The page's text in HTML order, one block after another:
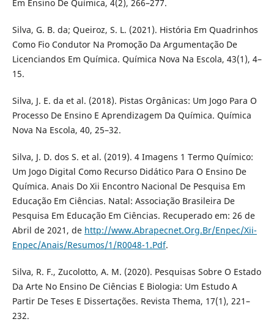
Em Ensino De Química, 4(2), 266–277.
Silva, G. B. da; Queiroz, S. L. (2021). História Em Quadrinhos
Como Fio Condutor Na Promoção Da Argumentação De
Licenciandos Em Química. Química Nova Na Escola, 43(1), 4–
15.
Silva, J. E. da et al. (2018). Pistas Orgânicas: Um Jogo Para O
Processo De Ensino E Aprendizagem Da Química. Química
Nova Na Escola, 40, 25–32.
Silva, J. D. dos S. et al. (2019). 4 Imagens 1 Termo Químico:
Um Jogo Digital Como Recurso Didático Para O Ensino De
Química. Anais Do Xii Encontro Nacional De Pesquisa Em
Educação Em Ciências. Natal: Associação Brasileira De
Pesquisa Em Educação Em Ciências. Recuperado em: 26 de
Abril de 2021, de http://www.Abrapecnet.Org.Br/Enpec/Xii-
Enpec/Anais/Resumos/1/R0048-1.Pdf.
Silva, R. F., Zucolotto, A. M. (2020). Pesquisas Sobre O Estado
Da Arte No Ensino De Ciências E Biologia: Um Estudo A
Partir De Teses E Dissertações. Revista Thema, 17(1), 221–
232.